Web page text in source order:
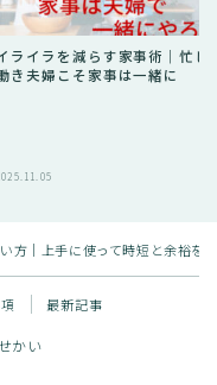
ライラを減らす家事術｜忙し
き夫婦こそ家事は一緒に
方｜上手に使って時短と余裕を
最新記事
かい